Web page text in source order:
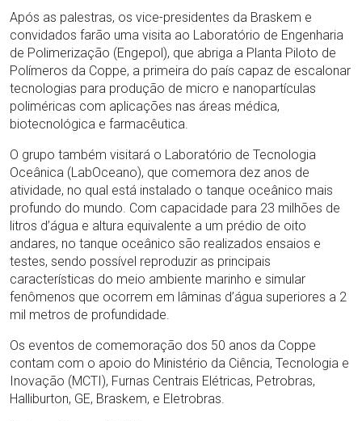
Após as palestras, os vice-presidentes da Braskem e
convidados farão uma visita ao Laboratório de Engenharia
de Polimerização (Engepol), que abriga a Planta Piloto de
Polímeros da Coppe, a primeira do país capaz de escalonar
tecnologias para produção de micro e nanopartículas
poliméricas com aplicações nas áreas médica,
biotecnológica e farmacêutica.
O grupo também visitará o Laboratório de Tecnologia
Oceânica (LabOceano), que comemora dez anos de
atividade, no qual está instalado o tanque oceânico mais
profundo do mundo. Com capacidade para 23 milhões de
litros d’água e altura equivalente a um prédio de oito
andares, no tanque oceânico são realizados ensaios e
testes, sendo possível reproduzir as principais
características do meio ambiente marinho e simular
fenômenos que ocorrem em lâminas d’água superiores a 2
mil metros de profundidade.
Os eventos de comemoração dos 50 anos da Coppe
contam com o apoio do Ministério da Ciência, Tecnologia e
Inovação (MCTI), Furnas Centrais Elétricas, Petrobras,
Halliburton, GE, Braskem, e Eletrobras.